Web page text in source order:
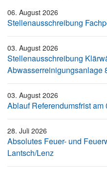
06. August 2026
Stellenausschreibung
03. August 2026
Stellenausschreibung
Abwasserreinigungsanlage
03. August 2026
Ablauf Referendumsfrist am
28. Juli 2026
Absolutes Feuer- und
Lantsch/Lenz